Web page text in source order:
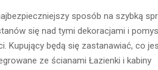
sposób na szybką
się nad tymi dekoracjami i
Kupujący będą się zastanawiać, co
ze ścianami Łazienki i kabiny